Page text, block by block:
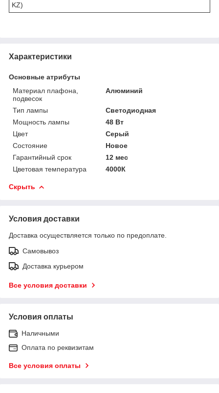
KZ)
Характеристики
Основные атрибуты
Материал плафона,
подвесок
Алюминий
Тип лампы
Светодиодная
Мощность лампы
48 Вт
Цвет
Серый
Состояние
Новое
Гарантийный срок
12 мес
Цветовая температура
4000К
Скрыть
Условия доставки
Доставка осуществляется только по предоплате.
Самовывоз
Доставка курьером
Все условия доставки
Условия оплаты
Наличными
Оплата по реквизитам
Все условия оплаты